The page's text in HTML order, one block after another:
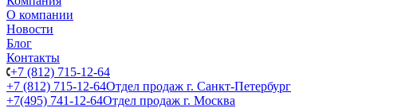
О компании
Новости
Блог
Контакты
+7 (812) 715-12-64
+7 (812) 715-12-64Отдел продаж г. Санкт-Петербург
+7(495) 741-12-64Отдел продаж г. Москва